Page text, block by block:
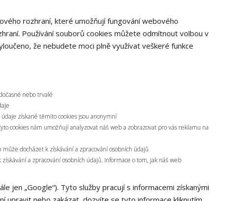
rozhraní, které umožňují fungování webového
Používání souborů cookies můžete odmítnout volbou v
že nebudete moci plně využívat veškeré funkce
nebo trvalé
získané těmito cookies jsou anonymní
cookies nám umožňují analyzovat náš web a zobrazovat pro vás reklamu na
docházet k získávání a zpracování osobních údajů
a zpracování osobních údajů. Informace o tom, jak náš web
jen „Google“). Tyto služby pracují s informacemi získanými